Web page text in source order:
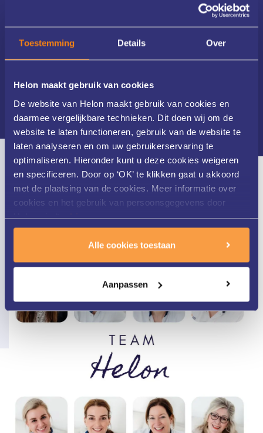
Toestemming Details Over
Helon maakt gebruik van cookies
De website van Helon maakt gebruik van cookies en
daarmee vergelijkbare technieken. Dit doen wij om de
website te laten functioneren, gebruik van de website te
laten analyseren en om uw gebruikerservaring te
optimaliseren. Hieronder kunt u deze cookies weigeren
en specificeren. Door op ‘OK’ te klikken gaat u akkoord
met de plaatsing van de cookies. Meer informatie over
cookies en het gebruik van persoonsgegevens door
Helon vindt uhier.
Alle cookies toestaan
Aanpassen
Acne inversa
Bekijk alle huidaandoeningen
Persoonlijke aandacht
Wij nemen de tijd voor u en uw huid.